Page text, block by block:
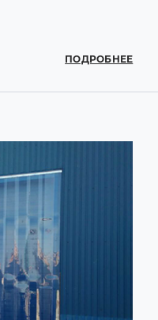
ПОДРОБНЕЕ